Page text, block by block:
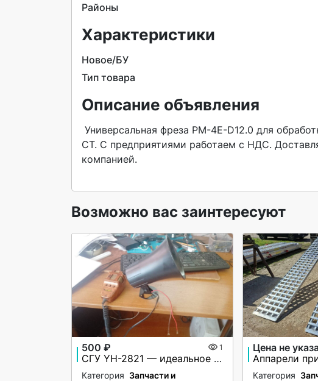
Районы
Характеристики
Новое/БУ
Тип товара
Описание объявления
CT. С предприятиями работаем с НДС.
компанией.
Возможно вас заинтересуют
500 ₽ 1
СГУ YH-2821 — идеальное решение для вашей автомашины!
Категория Запчасти и
Цена не
Категория